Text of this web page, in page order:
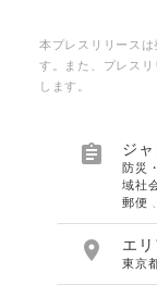
本プレスリリース
す。また、プレス
します。
 ジ
防災
域社
郵便
 エリ
東京